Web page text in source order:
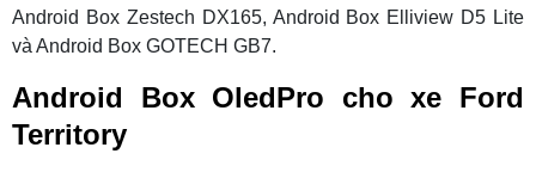
Android Box Zestech DX165, Android Box Elliview D5 Lite
và Android Box GOTECH GB7.
Android Box OledPro cho xe Ford
Territory